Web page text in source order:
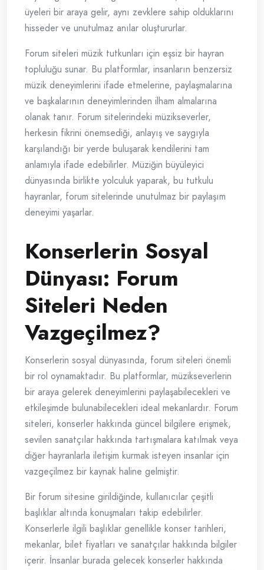
üyeleri bir araya gelir, aynı zevklere sahip olduklarını
hisseder ve unutulmaz anılar oluştururlar.
Forum siteleri müzik tutkunları için eşsiz bir hayran
topluluğu sunar. Bu platformlar, insanların benzersiz
müzik deneyimlerini ifade etmelerine, paylaşmalarına
ve başkalarının deneyimlerinden ilham almalarına
olanak tanır. Forum sitelerindeki müzikseverler,
herkesin fikrini önemsediği, anlayış ve saygıyla
karşılandığı bir yerde buluşarak kendilerini tam
anlamıyla ifade edebilirler. Müziğin büyüleyici
dünyasında birlikte yolculuk yaparak, bu tutkulu
hayranlar, forum sitelerinde unutulmaz bir paylaşım
deneyimi yaşarlar.
Konserlerin Sosyal
Dünyası: Forum
Siteleri Neden
Vazgeçilmez?
Konserlerin sosyal dünyasında, forum siteleri önemli
bir rol oynamaktadır. Bu platformlar, müzikseverlerin
bir araya gelerek deneyimlerini paylaşabilecekleri ve
etkileşimde bulunabilecekleri ideal mekanlardır. Forum
siteleri, konserler hakkında güncel bilgilere erişmek,
sevilen sanatçılar hakkında tartışmalara katılmak veya
diğer hayranlarla iletişim kurmak isteyen insanlar için
vazgeçilmez bir kaynak haline gelmiştir.
Bir forum sitesine girildiğinde, kullanıcılar çeşitli
başlıklar altında konuşmaları takip edebilirler.
Konserlerle ilgili başlıklar genellikle konser tarihleri,
mekanlar, bilet fiyatları ve sanatçılar hakkında bilgiler
içerir. İnsanlar burada gelecek konserler hakkında